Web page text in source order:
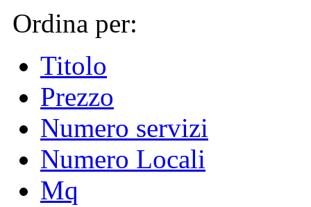
Ordina per:
Titolo
Prezzo
Numero servizi
Numero Locali
Mq